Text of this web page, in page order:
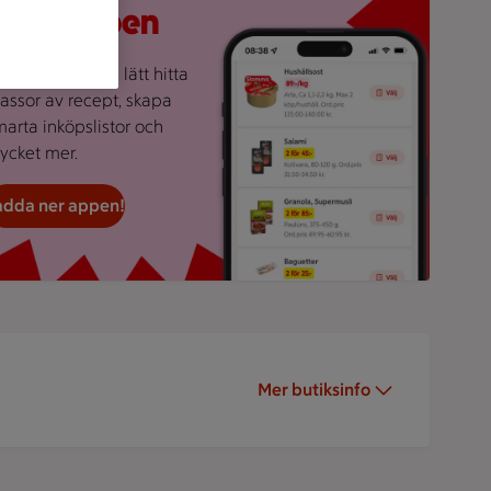
Mer butiksinfo
i ICA-appen
kan du lätt hitta
av recept, skapa
inköpslistor och
mer.
ner appen!